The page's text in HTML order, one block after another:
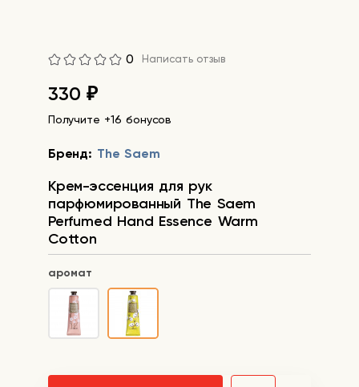
0 Написать отзыв
330₽
Получите +16 бонусов
Бренд: The Saem
Крем-эссенция для рук
парфюмированный The Saem
Perfumed Hand Essence Warm
Cotton
аромат